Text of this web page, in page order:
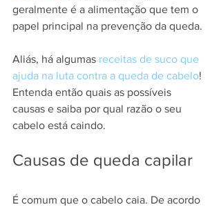
geralmente é a alimentação que tem o
papel principal na prevenção da queda.
Aliás, há algumas receitas de suco que
ajuda na luta contra a queda de cabelo!
Entenda então quais as possíveis
causas e saiba por qual razão o seu
cabelo está caindo.
Causas de queda capilar
É comum que o cabelo caia. De acordo